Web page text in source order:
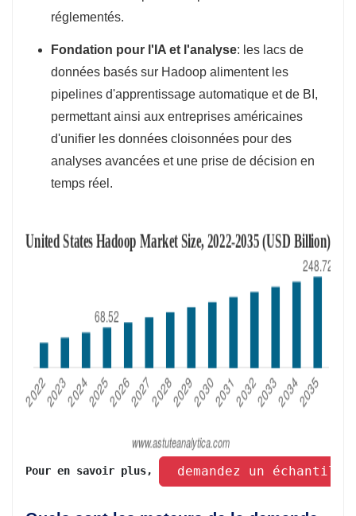
réglementés.
Fondation pour l'IA et l'analyse: les lacs de
données basés sur Hadoop alimentent les
pipelines d'apprentissage automatique et de BI,
permettant ainsi aux entreprises américaines
d'unifier les données cloisonnées pour des
analyses avancées et une prise de décision en
temps réel.
Pour en savoir plus, demandez un